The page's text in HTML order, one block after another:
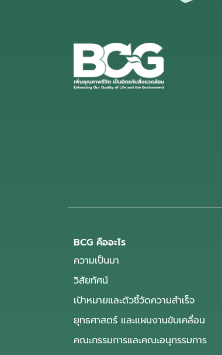
BCG คืออะไร
ความเป็นมา
วิสัยทัศน์
เป้าหมายและตัวชี้วัดความสำเร็จ
ยุทธศาสตร์ และแผนงานขับเคลื่อน
คณะกรรมการและคณะอนุกรรมการ